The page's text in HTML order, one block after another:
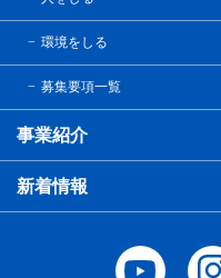
環境をしる
募集要項一覧
事業紹介
新着情報